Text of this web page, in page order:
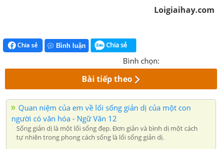
Loigiaihay.com
Chia sẻ Bình luận Chia sẻ
Bình chọn:
Bài tiếp theo
Quan niệm của em về lối sống giản dị của một con
người có văn hóa - Ngữ Văn 12
Sống giản dị là một lối sống đẹp. Đơn giản và bình dị một cách
tự nhiên trong phong cách sống là lối sống giản dị.